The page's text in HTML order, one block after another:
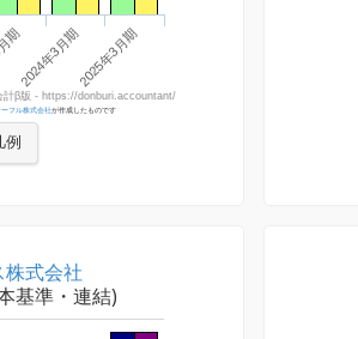
期2024年3月期2025年3月期
計β版 - https://donburi.accountant/
ーフル株式会社が作成したものです
例
式会社
基準・連結)